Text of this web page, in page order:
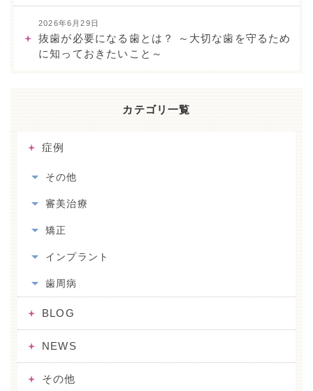
2026年6月29日
抜歯が必要になる歯とは？ ～大切な歯を守るため
に知っておきたいこと～
カテゴリ一覧
症例
その他
審美治療
矯正
インプラント
歯周病
BLOG
NEWS
その他